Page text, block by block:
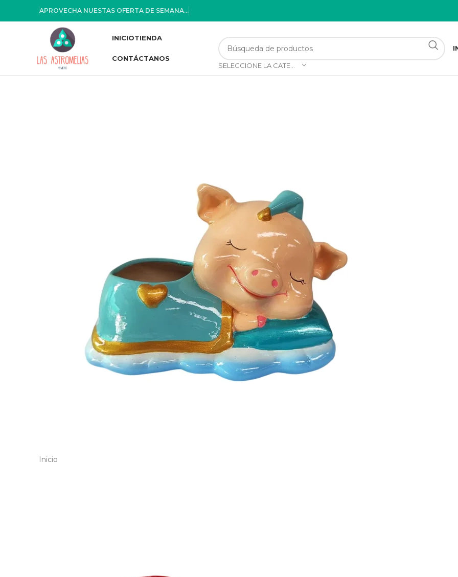
APROVECHA NUESTAS OFERTA DE SEMANA...
INICIOTIENDA
CONTÁCTANOS
Inicio